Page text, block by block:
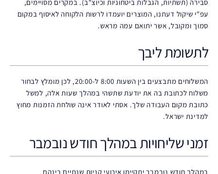
סבירה (תשתיות, הגבלות ביטחוניות וכיוצ"ב). במקרים מסויימים,
עפ"י שיקול דעתנו, המוצרים יועמדו לרשות הלקוחה לאיסוף במקום
סמוך ומקובל, אשר יתואם עמה מראש.
לתשומת ליבך
המשלוחים מתבצעים בין השעות 8:00 ל-20:00, לכן מומלץ לבחור
משלוח לכתובת בה את יודעת שתשהי במהלך שעות אלה, למשל
כתובת מקום העבודה שלך. אסתי לאודר אינה שולחת הזמנות מחוץ
למדינת ישראל.
זמני שליחויות במהלך חודש נובמבר
במהלך חודש נובמבר יתקיימו אירועי קניות שנתיים בינהם